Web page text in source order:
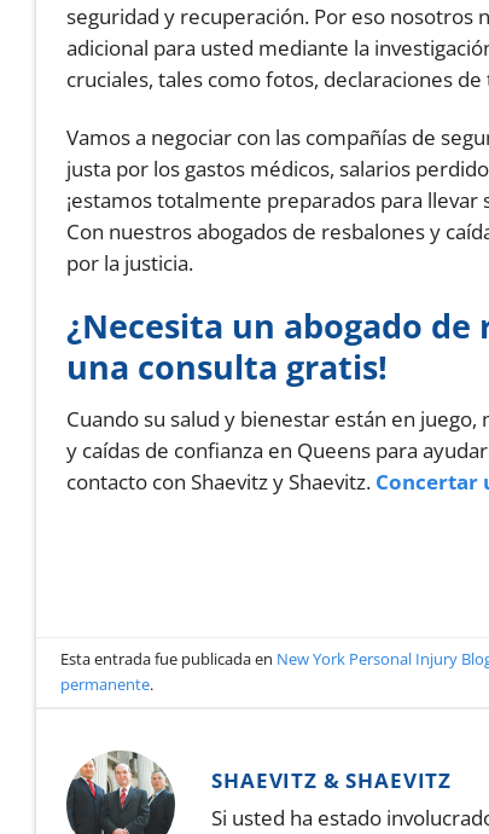
seguridad y recuperación. Por eso nosotros
adicional para usted mediante la
cruciales, tales como fotos, declaraciones
Vamos a negociar con las compañías de
justa por los gastos médicos, salarios
¡estamos totalmente preparados para
Con nuestros abogados de resbalones y
por la justicia.
¿Necesita un abogado de
una consulta gratis!
Cuando su salud y bienestar están en
y caídas de confianza en Queens para
contacto con Shaevitz y Shaevitz. Concertar
Esta entrada fue publicada en New York Personal Injury
permanente.
SHAEVITZ & SHAEVITZ
Si usted ha estado